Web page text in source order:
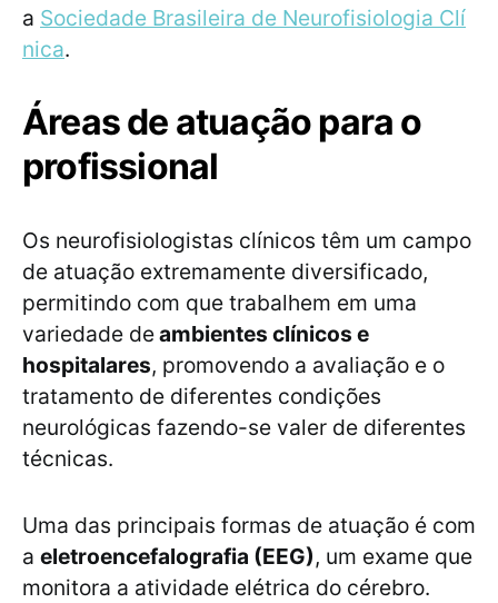
a Sociedade Brasileira de Neurofisiologia Clí
nica.
Áreas de atuação para o
profissional
Os neurofisiologistas clínicos têm um campo
de atuação extremamente diversificado,
permitindo com que trabalhem em uma
variedade deambientes clínicos e
hospitalares, promovendo a avaliação e o
tratamento de diferentes condições
neurológicas fazendo-se valer de diferentes
técnicas.
Uma das principais formas de atuação é com
a eletroencefalografia (EEG), um exame que
monitora a atividade elétrica do cérebro.